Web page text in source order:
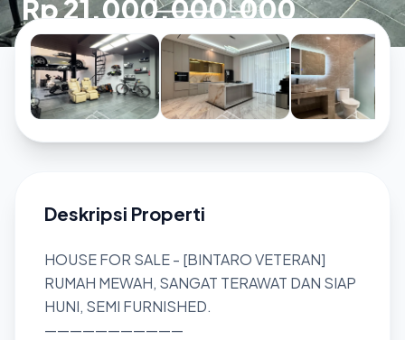
Rp 21.000.000.000
Deskripsi Properti
HOUSE FOR SALE - [BINTARO VETERAN]
RUMAH MEWAH, SANGAT TERAWAT DAN SIAP
HUNI, SEMI FURNISHED.
———————————